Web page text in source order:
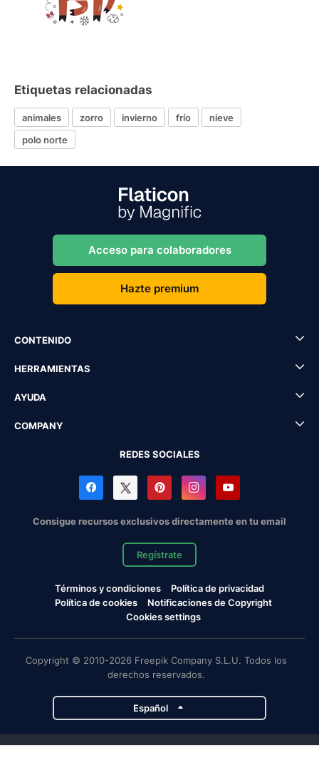
Etiquetas relacionadas
animales zorro invierno frío
nieve
polo norte
Acceso para colaboradores
Hazte premium
CONTENIDO
HERRAMIENTAS
AYUDA
COMPANY
REDES SOCIALES
Consigue recursos exclusivos directamente en tu email
Regístrate
Términos y condiciones
Política de privacidad
Política de cookies
Notificaciones de Copyright
Cookies settings
Copyright © 2010-2026 Freepik Company S.L.U. Todos los
derechos reservados.
Español